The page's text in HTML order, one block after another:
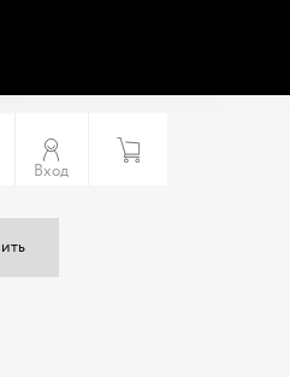
Вход